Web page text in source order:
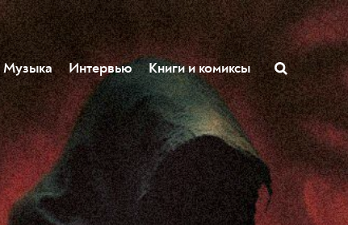
Музыка Интервью Книги и комиксы